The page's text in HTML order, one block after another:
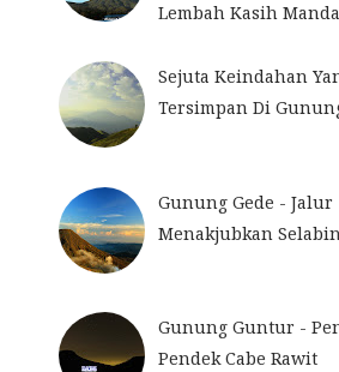
Lembah Kasih
Sejuta Keindahan
Tersimpan Di
Gunung Gede - Jalur
Menakjubkan
Gunung Guntur -
Pendek Cabe Rawit